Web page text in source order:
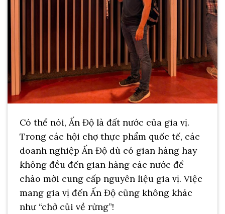
Có thể nói, Ấn Độ là đất nước của gia vị.
Trong các hội chợ thực phẩm quốc tế, các
doanh nghiệp Ấn Độ dù có gian hàng hay
không đều đến gian hàng các nước để
chào mời cung cấp nguyên liệu gia vị. Việc
mang gia vị đến Ấn Độ cũng không khác
như “chở củi về rừng”!